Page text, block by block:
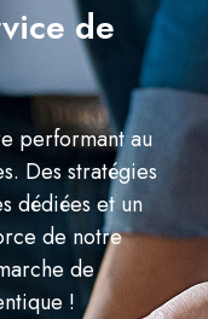
de
performant au
Des stratégies
dédiées et un
de notre
de
!